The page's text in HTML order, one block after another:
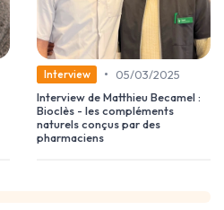
Interview •
05/03/2025
Interview de Matthieu Becamel :
Bioclès - les compléments
naturels conçus par des
pharmaciens